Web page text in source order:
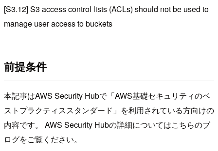
[S3.12] S3 access control lists (ACLs) should not be used to
manage user access to buckets
前提条件
本記事はAWS Security Hubで「AWS基礎セキュリティのベ
ストプラクティススタンダード」を利用されている方向けの
内容です。 AWS Security Hubの詳細についてはこちらのブ
ログをご覧ください。